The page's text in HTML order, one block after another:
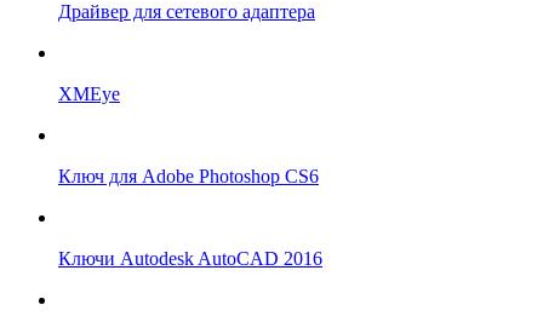
Драйвер для сетевого адаптера
XMEye
Ключ для Adobe Photoshop CS6
Ключи Autodesk AutoCAD 2016